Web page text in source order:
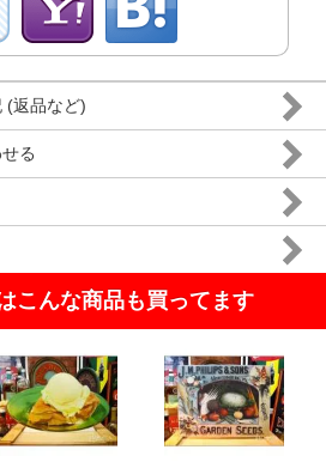
(返品など)
る
こんな商品も買ってます